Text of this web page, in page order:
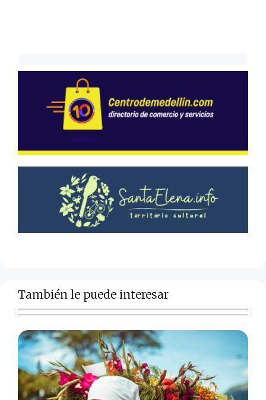
También le puede interesar